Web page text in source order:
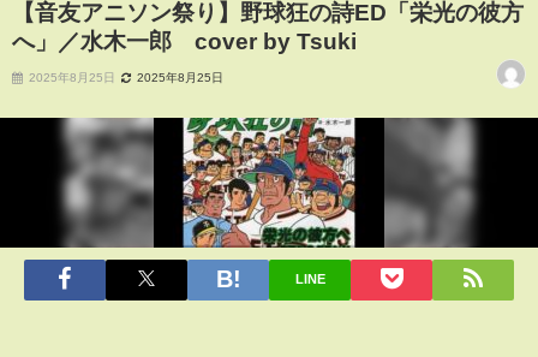
【音友アニソン祭り】野球狂の詩ED「栄光の彼方
へ」／水木一郎 cover by Tsuki
2025年8月25日 2025年8月25日
LINE